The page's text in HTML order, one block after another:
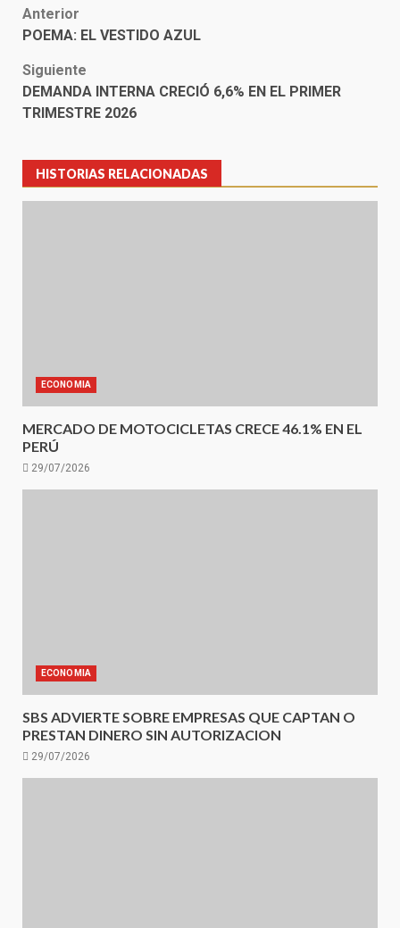
Post
Anterior
POEMA: EL VESTIDO AZUL
Siguiente
DEMANDA INTERNA CRECIÓ 6,6% EN EL PRIMER
TRIMESTRE 2026
HISTORIAS RELACIONADAS
ECONOMIA
MERCADO DE MOTOCICLETAS CRECE 46.1% EN EL
PERÚ
29/07/2026
ECONOMIA
SBS ADVIERTE SOBRE EMPRESAS QUE CAPTAN O
PRESTAN DINERO SIN AUTORIZACION
29/07/2026